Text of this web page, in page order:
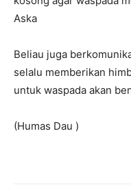
Aska
Beliau juga
selalu memberikan
untuk waspada akan
(Humas Dau )